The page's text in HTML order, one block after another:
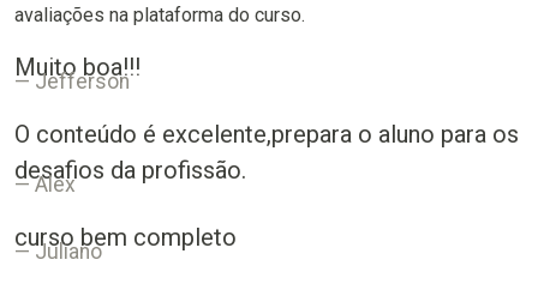
avaliações na plataforma do curso.
Muito boa!!!
Jefferson
O conteúdo é excelente,prepara o aluno para os
desafios da profissão.
Alex
curso bem completo
Juliano